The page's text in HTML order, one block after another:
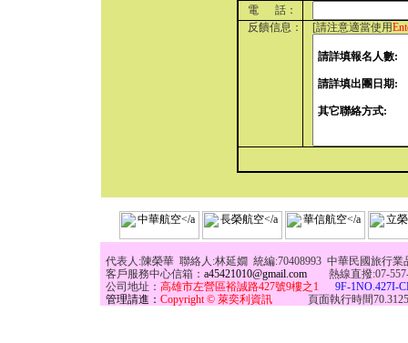
電 話：
反饋信息：
[請注意適當使用
代表人:陳榮華 聯絡人:林延嫺 統編:70408993 中華民國旅行
客戶服務中心信箱： a45421010@gmail.com 熱線直撥:07-557-
公司地址： 高雄市左營區裕誠路427號9樓之1 9F-1NO.427I-
管理請進： Copyright © 萊奕利資訊 頁面執行時間